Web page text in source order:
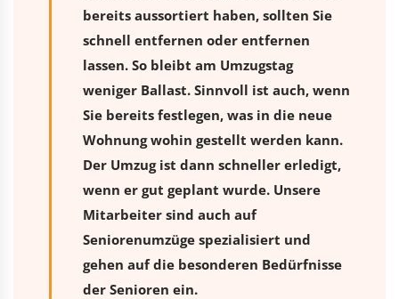
bereits aussortiert haben, sollten Sie
schnell entfernen oder entfernen
lassen. So bleibt am Umzugstag
weniger Ballast. Sinnvoll ist auch, wenn
Sie bereits festlegen, was in die neue
Wohnung wohin gestellt werden kann.
Der Umzug ist dann schneller erledigt,
wenn er gut geplant wurde. Unsere
Mitarbeiter sind auch auf
Seniorenumzüge spezialisiert und
gehen auf die besonderen Bedürfnisse
der Senioren ein.